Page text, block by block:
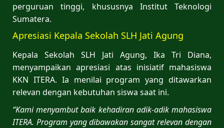
perguruan tinggi, khususnya Institut Teknologi
Sumatera.
Apresiasi Kepala Sekolah SLH Jati Agung
Kepala Sekolah SLH Jati Agung, Ika Tri Diana,
menyampaikan apresiasi atas inisiatif mahasiswa
KKN ITERA. Ia menilai program yang ditawarkan
relevan dengan kebutuhan siswa saat ini.
“Kami menyambut baik kehadiran adik-adik mahasiswa
ITERA. Program yang dibawakan sangat relevan dengan